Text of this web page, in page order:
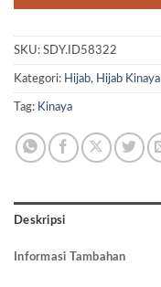
SKU: SDY.ID58322
Kategori: Hijab, Hijab Kinaya
Tag: Kinaya
Deskripsi
Informasi Tambahan